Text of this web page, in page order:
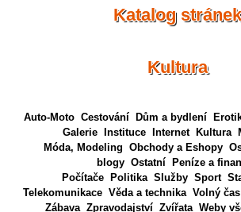
Katalog stránek
Kultura
Auto-Moto Cestování Dům a bydlení
Galerie
Instituce Internet Kultura
Móda, Modeling Obchody a Eshopy
blogy Ostatní
Peníze a
Počítače
Politika Služby Sport
Telekomunikace Věda a technika Volný čas
Zábava Zpravodajství Zvířata Weby